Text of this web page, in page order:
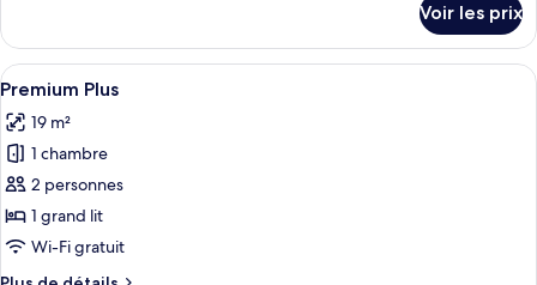
le
type
de
Premium
Queen
View
Voir les prix
Afficher
toutes
les
photos
pour
ce
type
Un lit avec une literie blanche et une
4
Premium Plus
19 m²
1 chambre
2 personnes
1 grand lit
Wi-Fi gratuit